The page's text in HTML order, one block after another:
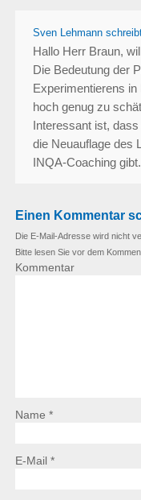
Sven Lehmann
Hallo Herr Braun,
Die Bedeutung der
Experimentierens
hoch genug zu
Interessant ist,
die Neuauflage des
INQA-Coaching gibt.
Einen Kommentar
Die E-Mail-Adresse wird nicht
Bitte lesen Sie vor dem
Kommentar
Name *
E-Mail *